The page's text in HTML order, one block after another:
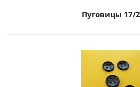
Пуговицы 17/2